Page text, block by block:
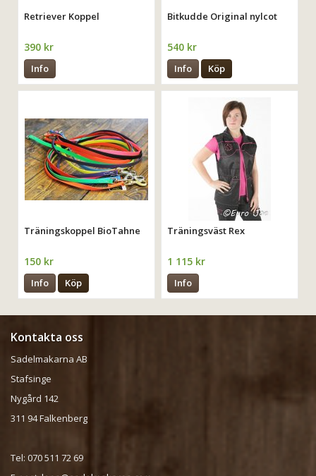
Retriever Koppel
390 kr
Info
Bitkudde Original nylcot
540 kr
Info Köp
Träningskoppel BioTahne
150 kr
Info Köp
Träningsväst Rex
1 115 kr
Info
Kontakta oss
Sadelmakarna AB
Stafsinge
Nygård 142
311 94 Falkenberg
Tel: 070 511 72 69